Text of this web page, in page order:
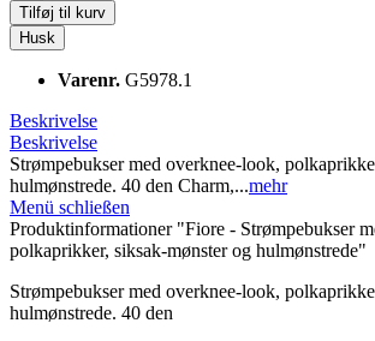
Tilføj til kurv
Husk
Varenr. G5978.1
Beskrivelse
Beskrivelse
Strømpebukser med overknee-look,
hulmønstrede. 40 den Charm,...mehr
Menü schließen
Produktinformationer "Fiore - Strømpebukser
polkaprikker, siksak-mønster og hulmønstrede"
Strømpebukser med overknee-look,
hulmønstrede. 40 den